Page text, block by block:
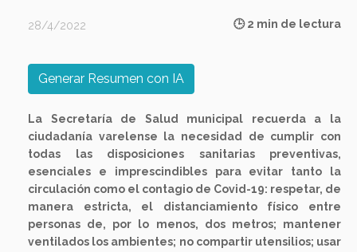
28/4/2022 🕒 2 min de lectura
Generar Resumen con IA
La Secretaría de Salud municipal recuerda a la
ciudadanía varelense la necesidad de cumplir con
todas las disposiciones sanitarias preventivas,
esenciales e imprescindibles para evitar tanto la
circulación como el contagio de Covid-19: respetar, de
manera estricta, el distanciamiento físico entre
personas de, por lo menos, dos metros; mantener
ventilados los ambientes; no compartir utensilios; usar